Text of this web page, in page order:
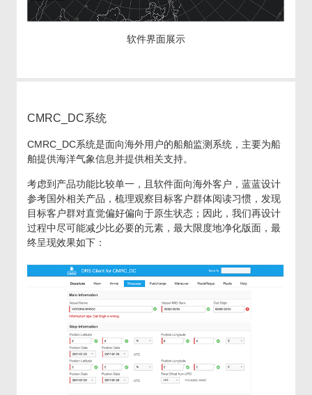
软件界面展示
CMRC_DC系统
CMRC_DC系统是面向海外用户的船舶监测系统，主要为船
舶提供海洋气象信息并提供相关支持。
考虑到产品功能比较单一，且软件面向海外客户，蓝蓝设计
参考国外相关产品，梳理观察目标客户群体阅读习惯，发现
目标客户群对直觉偏好偏向于原生状态；因此，我们再设计
过程中尽可能减少比必要的元素，最大限度地净化版面，最
终呈现效果如下：